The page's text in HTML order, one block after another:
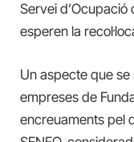
Servei
esperen la
Un aspecte que se
empreses de
encreuaments pel